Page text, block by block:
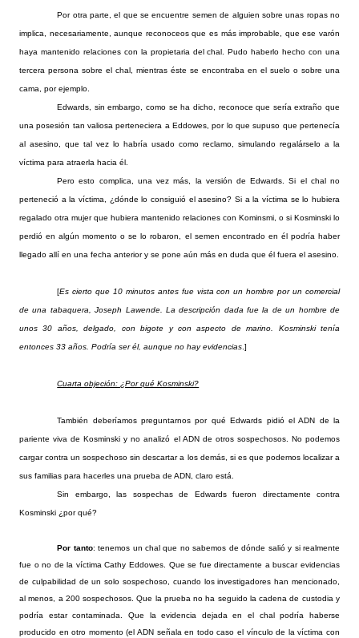
Por otra parte, el que se encuentre semen de alguien sobre unas ropas no
implica, necesariamente, aunque reconoceos que es más improbable, que ese varón
haya mantenido relaciones con la propietaria del chal. Pudo haberlo hecho con una
tercera persona sobre el chal, mientras éste se encontraba en el suelo o sobre una
cama, por ejemplo.
Edwards, sin embargo, como se ha dicho, reconoce que sería extraño que
una posesión tan valiosa perteneciera a Eddowes, por lo que supuso que pertenecía
al asesino, que tal vez lo habría usado como reclamo, simulando regalárselo a la
víctima para atraerla hacia él.
Pero esto complica, una vez más, la versión de Edwards. Si el chal no
perteneció a la víctima, ¿dónde lo consiguió el asesino? Si a la víctima se lo hubiera
regalado otra mujer que hubiera mantenido relaciones con Kominsmi, o si Kosminski lo
perdió en algún momento o se lo robaron, el semen encontrado en él podría haber
llegado allí en una fecha anterior y se pone aún más en duda que él fuera el asesino.
[Es cierto que 10 minutos antes fue vista con un hombre por un comercial
de una tabaquera, Joseph Lawende. La descripción dada fue la de un hombre de
unos 30 años, delgado, con bigote y con aspecto de marino. Kosminski tenía
entonces 33 años. Podría ser él, aunque no hay evidencias .]
Cuarta objeción: ¿Por qué Kosminski?
También deberíamos preguntarnos por qué Edwards pidió el ADN de la
pariente viva de Kosminski y no analizó el ADN de otros sospechosos. No podemos
cargar contra un sospechoso sin descartar a los demás, si es que podemos localizar a
sus familias para hacerles una prueba de ADN, claro está.
Sin embargo, las sospechas de Edwards fueron directamente contra
Kosminski ¿por qué?
Por tanto: tenemos un chal que no sabemos de dónde salió y si realmente
fue o no de la víctima Cathy Eddowes. Que se fue directamente a buscar evidencias
de culpabilidad de un solo sospechoso, cuando los investigadores han mencionado,
al menos, a 200 sospechosos. Que la prueba no ha seguido la cadena de custodia y
podría estar contaminada. Que la evidencia dejada en el chal podría haberse
producido en otro momento (el ADN señala en todo caso el vínculo de la víctima con